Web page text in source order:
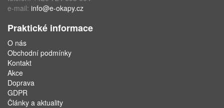
e-mail: info@e-okapy.cz
Praktické informace
O nás
Obchodní podmínky
Kontakt
Akce
Doprava
GDPR
Články a aktuality